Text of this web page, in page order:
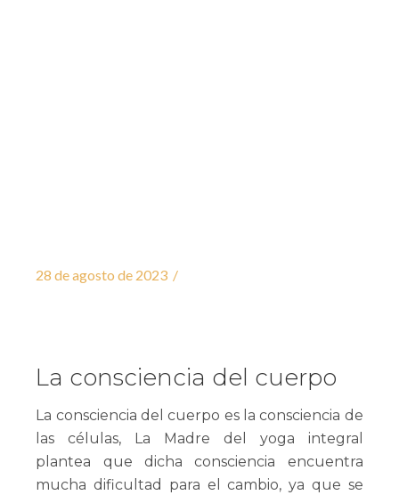
28 de agosto de 2023
La consciencia del cuerpo
La consciencia del cuerpo es la consciencia de
las células, La Madre del yoga integral
plantea que dicha consciencia encuentra
mucha dificultad para el cambio, ya que se